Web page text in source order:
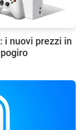
i nuovi prezzi in